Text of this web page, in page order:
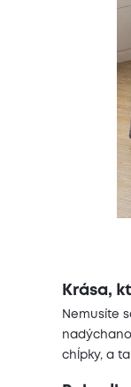
Krása,
Nemusíte
chĺpky, a